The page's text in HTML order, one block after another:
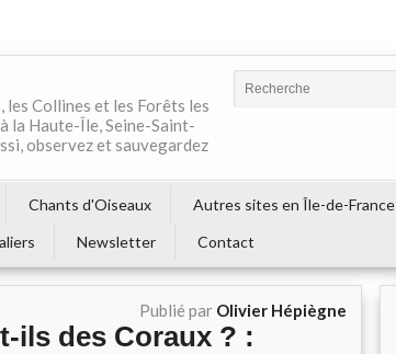
les Collines et les Forêts les
la Haute-Île, Seine-Saint-
observez et sauvegardez
Chants d'Oiseaux
Autres sites en Île-de-France
Newsletter Contact
Publié par Olivier Hépiègne
ils des Coraux ? :